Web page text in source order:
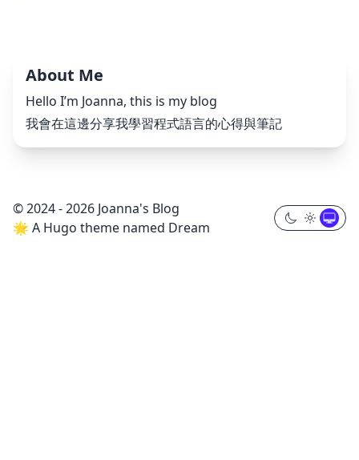
About Me
Hello I’m Joanna, this is my blog
我會在這邊分享我學習程式語言的心得與筆記
© 2024 - 2026 Joanna's Blog
🌟 A Hugo theme named Dream